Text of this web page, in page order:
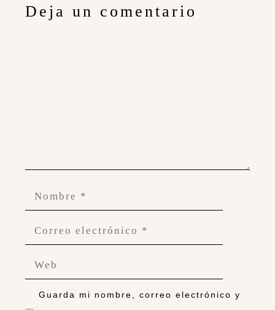
Deja un comentario
Guarda mi nombre, correo electrónico y